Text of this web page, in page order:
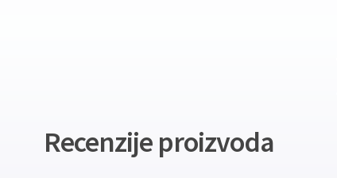
Recenzije proizvoda